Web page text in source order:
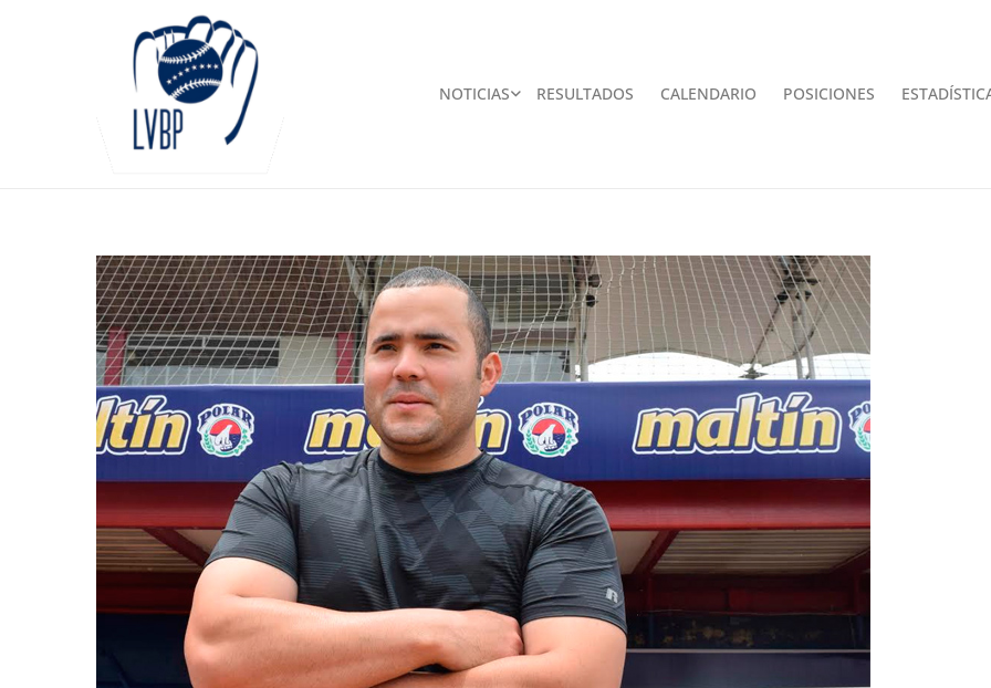
NOTICIAS RESULTADOS CALENDARIO POSICIONES